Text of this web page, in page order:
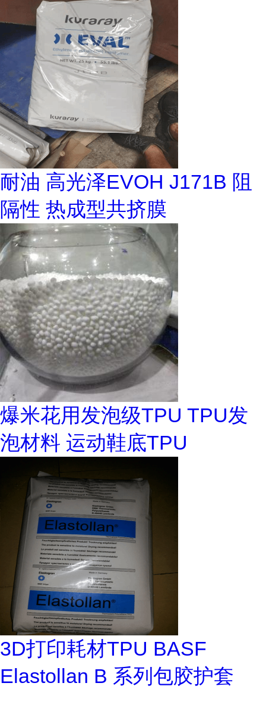
耐油 高光泽EVOH J171B 阻
隔性 热成型共挤膜
爆米花用发泡级TPU TPU发
泡材料 运动鞋底TPU
3D打印耗材TPU BASF
Elastollan B 系列包胶护套